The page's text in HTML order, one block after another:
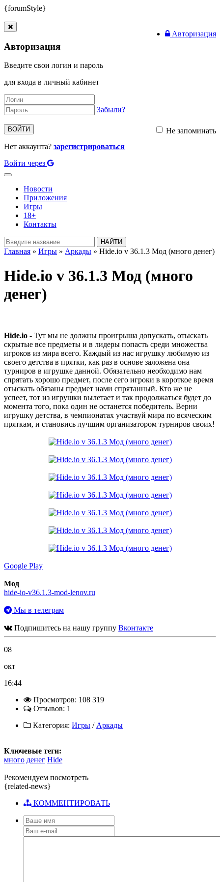
{forumStyle}
Авторизация
Авторизация
Введите свои логин и пароль
для входа в личный кабинет
Забыли?
ВОЙТИ
Не запоминать
Нет аккаунта? зарегистрироваться
Войти через
Toggle
navigationНовости
Приложения
Игры
18+
Контакты
Главная » Игры » Аркады » Hide.io v 36.1.3 Мод (много денег)
Hide.io v 36.1.3 Мод (много
денег)
Hide.io - Тут мы не должны проигрыша допускать, отыскать
скрытые все предметы и в лидеры попасть среди множества
игроков из мира всего. Каждый из нас игрушку любимую из
своего детства в прятки, как раз в основе заложена она
турниров в игрушке данной. Обязательно необходимо нам
спрятать хорошо предмет, после сего игроки в короткое время
отыскать обязаны предмет нами спрятанный. Кто же не
успеет, тот из игрушки вылетает и так продолжаться будет до
момента того, пока один не останется победитель. Верни
игрушку детства, в чемпионатах участвуй мира по всяческим
пряткам, и становись лучшим организатором турниров своих!
Google Play
Мод
hide-io-v36.1.3-mod-lenov.ru
Мы в телеграм
Подпишитесь на нашу группу Вконтакте
08
окт
16:44
Просмотров: 108 319
Отзывов: 1
Категория: Игры / Аркады
Ключевые теги:
много денег Hide
Рекомендуем посмотреть
{related-news}
КОММЕНТИРОВАТЬ